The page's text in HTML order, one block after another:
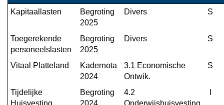
verschillen
lasten
Kapitaallasten
Begroting
2025
Divers S
Toegerekende
personeelslasten
Begroting
2025
Divers S
Vitaal Platteland
Kadernota
2024
3.1 Economische
Ontwik.
S
Tijdelijke
Huisvesting
Begroting
2024
4.2
Onderwijshuisvesting